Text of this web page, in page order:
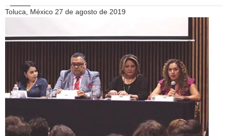
Toluca, México 27 de agosto de 2019